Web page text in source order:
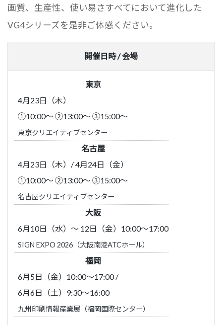
画質、生産性、使い易さすべてにおいて進化した
VG4シリーズを是非ご体感ください。
開催日時 / 会場
東京
4月23日（木）
①10:00～ ②13:00～ ③15:00～
東京クリエイティブセンター
名古屋
4月23日（木）/ 4月24日（金）
①10:00～ ②13:00～ ③15:00～
名古屋クリエイティブセンター
大阪
6月10日（水）～ 12日（金）10:00～17:00
SIGN EXPO 2026（大阪南港ATCホール）
福岡
6月5日（金）10:00～17:00/
6月6日（土）9:30～16:00
九州印刷情報産業展（福岡国際センター）